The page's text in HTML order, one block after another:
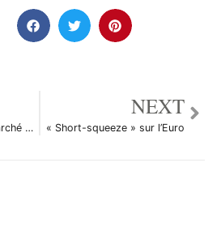
Revue matinale du marché des devises
NEXT
« Short-squeeze » sur l’Euro